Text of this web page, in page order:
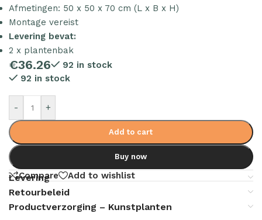
Afmetingen: 50 x 50 x 70 cm (L x B x H)
Montage vereist
Levering bevat:
2 x plantenbak
€36.26
92 in stock
92 in stock
- +
Add to cart
Buy now
Compare Add to wishlist
Levering
Retourbeleid
Productverzorging – Kunstplanten